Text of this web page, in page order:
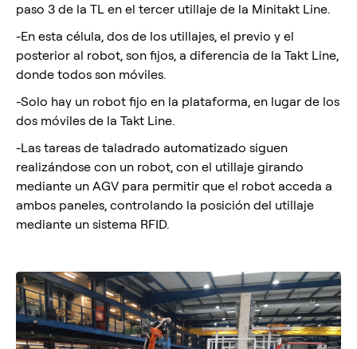
paso 3 de la TL en el tercer utillaje de la Minitakt Line.
-En esta célula, dos de los utillajes, el previo y el
posterior al robot, son fijos, a diferencia de la Takt Line,
donde todos son móviles.
-Solo hay un robot fijo en la plataforma, en lugar de los
dos móviles de la Takt Line.
-Las tareas de taladrado automatizado siguen
realizándose con un robot, con el utillaje girando
mediante un AGV para permitir que el robot acceda a
ambos paneles, controlando la posición del utillaje
mediante un sistema RFID.